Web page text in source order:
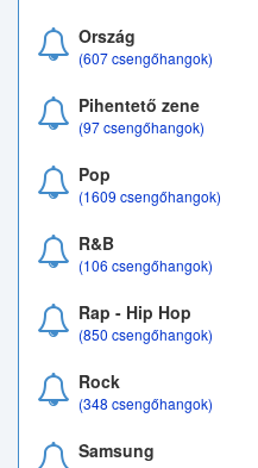
Ország
(607 csengőhangok)
Pihentető zene
(97 csengőhangok)
Pop
(1609 csengőhangok)
R&B
(106 csengőhangok)
Rap - Hip Hop
(850 csengőhangok)
Rock
(348 csengőhangok)
Samsung